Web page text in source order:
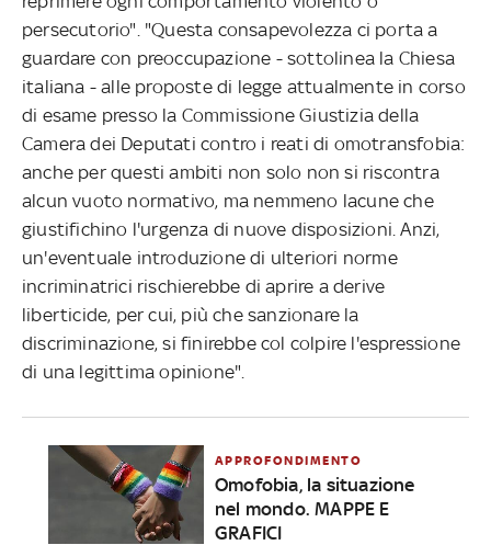
persecutorio". "Questa consapevolezza ci porta a
guardare con preoccupazione - sottolinea la Chiesa
italiana - alle proposte di legge attualmente in corso
di esame presso la Commissione Giustizia della
Camera dei Deputati contro i reati di omotransfobia:
anche per questi ambiti non solo non si riscontra
alcun vuoto normativo, ma nemmeno lacune che
giustifichino l'urgenza di nuove disposizioni. Anzi,
un'eventuale introduzione di ulteriori norme
incriminatrici rischierebbe di aprire a derive
liberticide, per cui, più che sanzionare la
discriminazione, si finirebbe col colpire l'espressione
di una legittima opinione".
APPROFONDIMENTO
Omofobia, la situazione
nel mondo. MAPPE E
GRAFICI